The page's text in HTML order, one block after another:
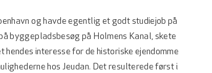
og havde egentlig et godt studiejob på
byggepladsbesøg på Holmens Kanal, skete
interesse for de historiske ejendomme
hos Jeudan. Det resulterede først i